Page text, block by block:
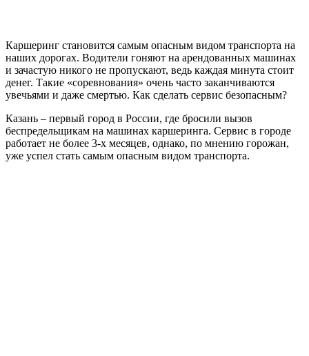
Каршеринг становится самым опасным видом транспорта на
наших дорогах. Водители гоняют на арендованных машинах
и зачастую никого не пропускают, ведь каждая минута стоит
денег. Такие «соревнования» очень часто заканчиваются
увечьями и даже смертью. Как сделать сервис безопасным?
Казань – первый город в России, где бросили вызов
беспредельщикам на машинах каршеринга. Сервис в городе
работает не более 3-х месяцев, однако, по мнению горожан,
уже успел стать самым опасным видом транспорта.